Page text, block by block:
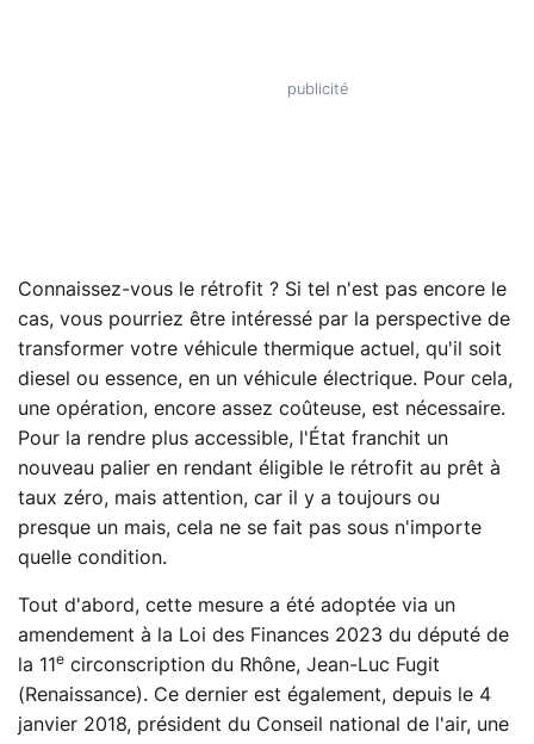
Connaissez-vous le rétrofit ? Si tel n'est pas encore le
cas, vous pourriez être intéressé par la perspective de
transformer votre véhicule thermique actuel, qu'il soit
diesel ou essence, en un véhicule électrique. Pour cela,
une opération, encore assez coûteuse, est nécessaire.
Pour la rendre plus accessible, l'État franchit un
nouveau palier en rendant éligible le rétrofit au prêt à
taux zéro, mais attention, car il y a toujours ou
presque un mais, cela ne se fait pas sous n'importe
quelle condition.
Tout d'abord, cette mesure a été adoptée via un
amendement à la Loi des Finances 2023 du député de
la 11 e circonscription du Rhône, Jean-Luc Fugit
(Renaissance). Ce dernier est également, depuis le 4
janvier 2018, président du Conseil national de l'air, une